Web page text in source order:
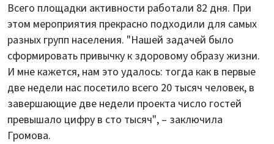
Всего площадки активности работали 82 дня. При
этом мероприятия прекрасно подходили для самых
разных групп населения. "Нашей задачей было
сформировать привычку к здоровому образу жизни.
И мне кажется, нам это удалось: тогда как в первые
две недели нас посетило всего 20 тысяч человек, в
завершающие две недели проекта число гостей
превышало цифру в сто тысяч", – заключила
Громова.